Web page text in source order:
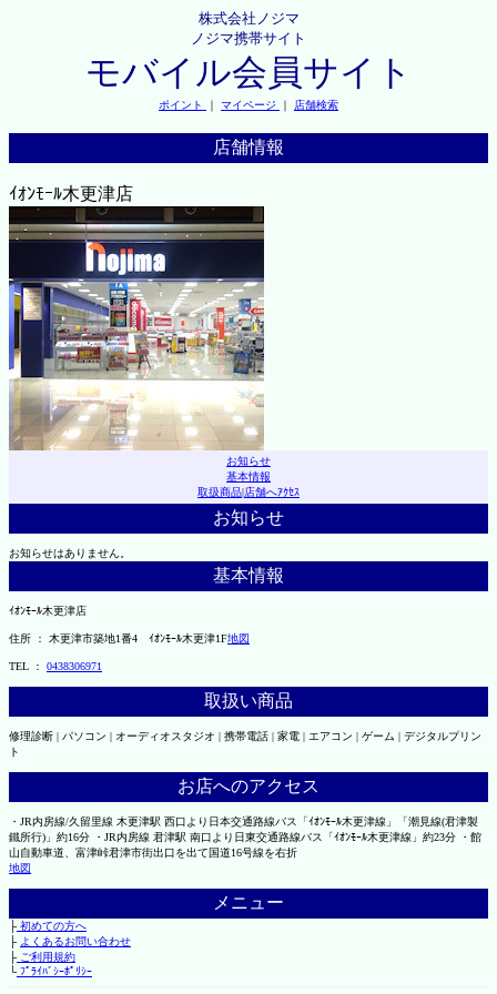
株式会社ノジマ
ノジマ携帯サイト
モバイル会員サイト
ポイント ｜ マイページ ｜ 店舗検索
店舗情報
ｲｵﾝﾓｰﾙ木更津店
お知らせ
基本情報
取扱商品|店舗へｱｸｾｽ
お知らせ
お知らせはありません。
基本情報
ｲｵﾝﾓｰﾙ木更津店
住所 ： 木更津市築地1番4 ｲｵﾝﾓｰﾙ木更津1F地図
TEL ： 0438306971
取扱い商品
修理診断 | パソコン | オーディオスタジオ | 携帯電話 | 家電 | エアコン | ゲーム | デジタルプリン
ト
お店へのアクセス
・JR内房線/久留里線 木更津駅 西口より日本交通路線バス「ｲｵﾝﾓｰﾙ木更津線」「潮見線(君津製
鐵所行)」約16分 ・JR内房線 君津駅 南口より日東交通路線バス「ｲｵﾝﾓｰﾙ木更津線」約23分 ・館
山自動車道、富津峠君津市街出口を出て国道16号線を右折
地図
メニュー
├初めての方へ
├ よくあるお問い合わせ
├ご利用規約
└ﾌﾟﾗｲﾊﾞｼｰﾎﾟﾘｼｰ